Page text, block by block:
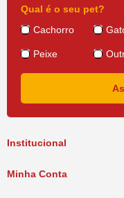
Institucional
Minha Conta
Qual é o seu pet?
Cachorro
Peixe